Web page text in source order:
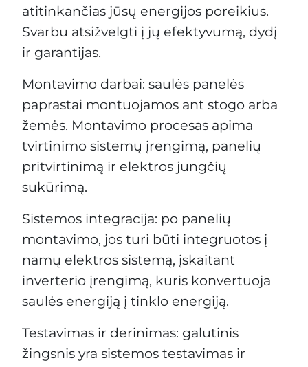
atitinkančias jūsų energijos poreikius.
Svarbu atsižvelgti į jų efektyvumą, dydį
ir garantijas.
Montavimo darbai: saulės panelės
paprastai montuojamos ant stogo arba
žemės. Montavimo procesas apima
tvirtinimo sistemų įrengimą, panelių
pritvirtinimą ir elektros jungčių
sukūrimą.
Sistemos integracija: po panelių
montavimo, jos turi būti integruotos į
namų elektros sistemą, įskaitant
inverterio įrengimą, kuris konvertuoja
saulės energiją į tinklo energiją.
Testavimas ir derinimas: galutinis
žingsnis yra sistemos testavimas ir